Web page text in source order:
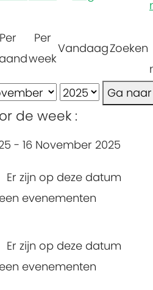
Per
Per
week
VandaagZoeken
Ga
de week :
- 16 November 2025
Er zijn op deze datum
evenementen
Er zijn op deze datum
evenementen